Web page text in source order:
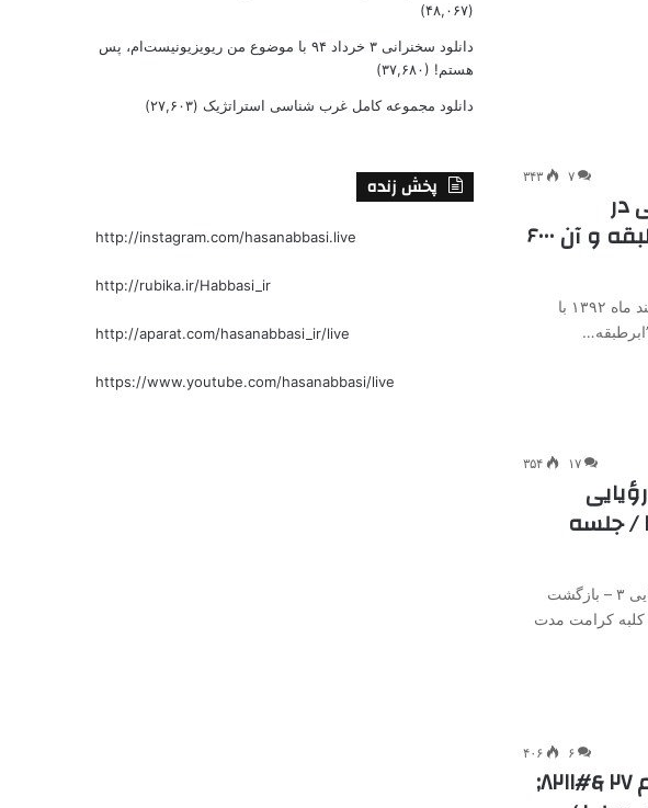
۷ ۳۴۳
در
دانشگاه ملایر با موضوع ابرطبقه و آن ۶۰۰۰
استاد حسن عباسی در تاریخ یک شنبه ۴ اسفند ماه ۱۳۹۲ با
۱۷ ۳۵۴
‌سینما‌ ۲۷ – رؤیایی
‌آمریکایی ۳ – ‌بازگشت ‌ناجی‌ ۲ / جلسه
درآمدی ‌بر‌ دکترین ‌سینما‌ ۲۷ – رؤیایی ‌آمریکایی ۳ – ‌بازگشت
از مجموعه ۵۵ جلسات کلبه کرامت مدت
۶ ۴۰۶
تاریخ ‌طرح‌ریزی ‌استراتژیک ‌اسلام‌ ۲۷ &#۸۲۱۱;
(۴۸,۰۶۷)
دانلود سخنرانی ۳ خرداد ۹۴ با موضوع من ریویزیونیست‌ام، پس
هستم! (۳۷,۶۸۰)
دانلود مجموعه کامل غرب شناسی استراتژیک (۲۷,۶۰۳)
پخش زنده
http://instagram.com/hasanabbasi.live
http://rubika.ir/Habbasi_ir
http://aparat.com/hasanabbasi_ir/live
https://www.youtube.com/hasanabbasi/live